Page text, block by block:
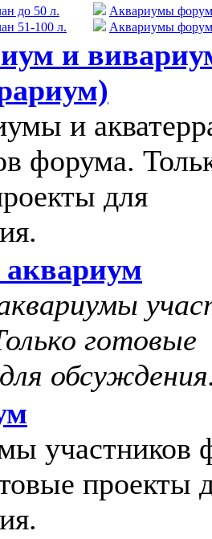
до 50 л.
51-100 л.
Аквариумы
Аквариумы
и
и
форума.
для
готовые
участников
проекты